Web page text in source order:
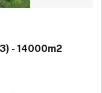
- 14000m2